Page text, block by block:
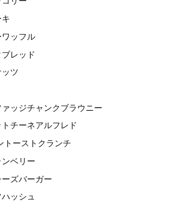
ッフル
レッド
ツ
ッジチャンクブラウニー
チーネアルフレド
トーストクランチ
ベリー
ズバーガー
ッシュ